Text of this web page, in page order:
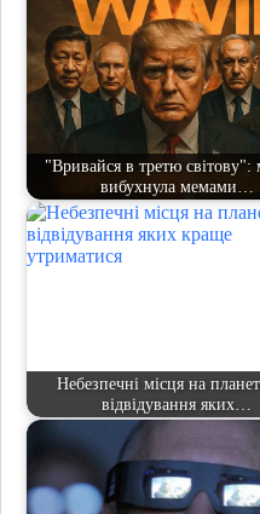
"Вривайся в третю світову":
вибухнула мемами…
Небезпечні місця на
відвідування яких…